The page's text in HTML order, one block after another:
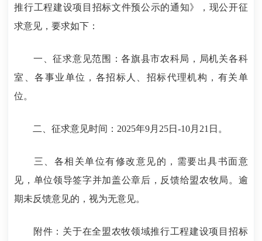
推行工程建设项目招标文件预公示的通知》，现公开征
求意见，要求如下：
一、征求意见范围：各旗县市农科局，局机关各科
室、各事业单位，各招标人、招标代理机构，有关单
位。
二、征求意见时间：2025年9月25日-10月21日。
三、各相关单位有修改意见的，需要出具书面意
见，单位领导签字并加盖公章后，反馈给盟农牧局。逾
期未反馈意见的，视为无意见。
附件：关于在全盟农牧领域推行工程建设项目招标